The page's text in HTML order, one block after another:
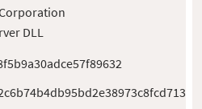
DLL